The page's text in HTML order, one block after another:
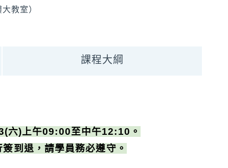
教室）
課程大綱
六)上午09:00至中午12:10。
到退，請學員務必遵守。